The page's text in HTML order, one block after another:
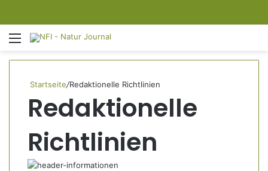
Menü
Startseite/Redaktionelle Richtlinien
Redaktionelle
Richtlinien